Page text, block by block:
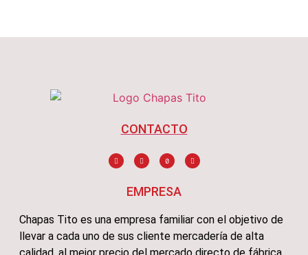
CONTACTO
EMPRESA
Chapas Tito es una empresa familiar con el objetivo de
llevar a cada uno de sus cliente mercadería de alta